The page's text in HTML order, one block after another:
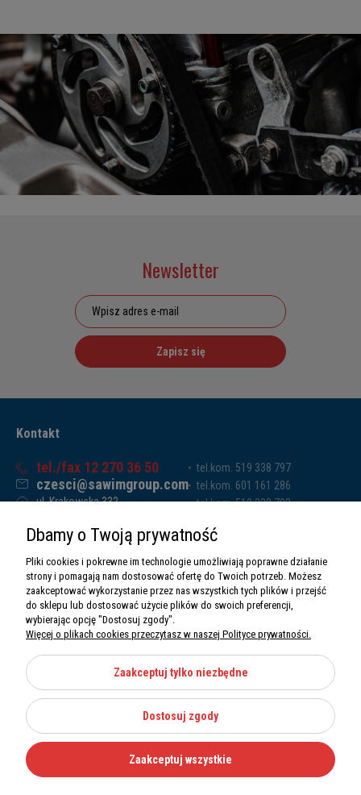
Newsletter
Zapisz się
Kontakt
tel./fax 12 270 36 50
czesci@sawimgroup.com
ul. Krakowska 332,
Sawim Group Mariusz Zdyb sp. k.
NIP: 5130284470
REGON: 5246591010
tel.kom. 519 338 797
tel.kom. 601 161 286
tel.kom. 519 338 793
O nas
Informacje
Moje konto
Kategorie
Dbamy o Twoją prywatność
Pliki cookies i pokrewne im technologie umożliwiają poprawne działanie
strony i pomagają nam dostosować ofertę do Twoich potrzeb. Możesz
zaakceptować wykorzystanie przez nas wszystkich tych plików i przejść
do sklepu lub dostosować użycie plików do swoich preferencji,
wybierając opcję "Dostosuj zgody".
Więcej o plikach cookies przeczytasz w naszej Polityce prywatności.
Zaakceptuj tylko niezbędne
Dostosuj zgody
Zaakceptuj wszystkie